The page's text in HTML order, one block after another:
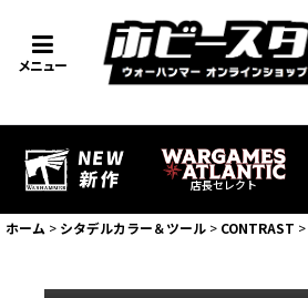
メニュー
店長セレクト
ホーム > シタデルカラー＆ツール > CONTRAST >